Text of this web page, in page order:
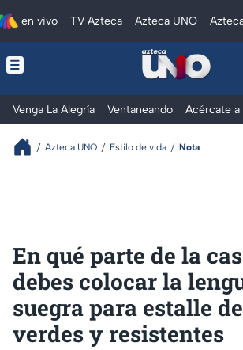
en vivo TV Azteca Azteca UNO
Venga La Alegría Ventaneando Acércate a
Azteca UNO Estilo de vida Nota
En qué parte de la
debes colocar la
suegra para estalle
verdes y resistentes